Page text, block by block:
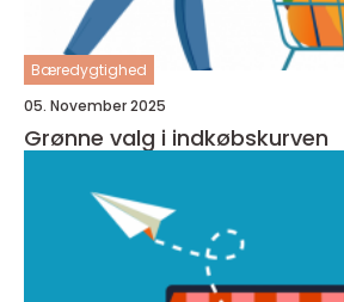
Bæredygtighed
05. November 2025
Grønne valg i indkøbskurven